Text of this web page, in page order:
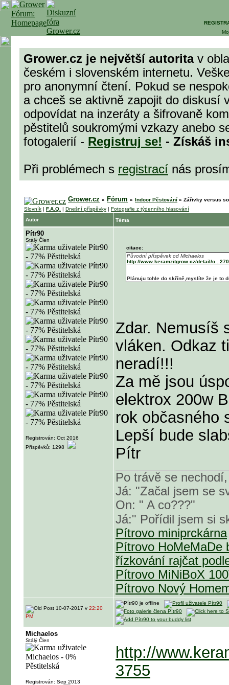
Grower.cz je největší autoritav
českém i slovenském internetu.
pro anonymní čtení. Pokud se
a chceš se aktivně zapojit do diskusí
odpovídat na inzeráty a šifrovaně
pěstitelů soukromými vzkazy anebo
fotogalerií - Registruj se! - Získáš
Při problémech s registrací nás
Grower.cz » Fórum » Indoor Pěstování » Zářivky versus
Slovník | F.A.Q. | Dnešní příspěvky | Fotografie z týdenního hlasování
Autor
Téma
Pítr90
Stálý Člen
Registrován: Oct 2016
Příspěvků: 1298
citace:
Původní příspěvek od Michaelos
http://www.keramzitgrow.cz/detail/
Plánuju tohle do skříně,myslíte že je to
Zdar. Nemusíš
vláken. Odkaz
neradí!!!
Za mě jsou
elektrox 200w
rok občasného
Lepší bude
Pítr
Po trávě se
Já: "Začal jsem se
On: " A co???"
Já:" Pořídil jsem si
Pítrovo miniprckárna
Pítrovo HoMeMaDe
řízkování rajčat
Pítrovo MiNiBoX
Pítrovo Nový
10-07-2017 v 22:20
PM
Michaelos
Stálý Člen
Registrován: Sep 2013
http://
3755